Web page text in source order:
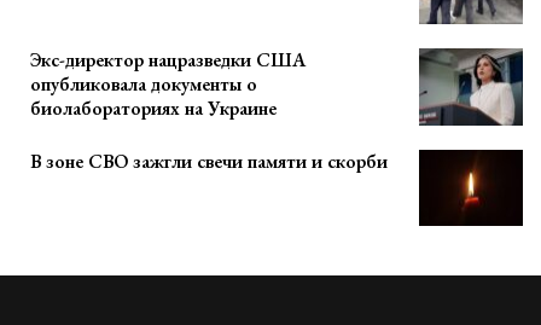
Экс-директор нацразведки США
опубликовала документы о
биолабораториях на Украине
В зоне СВО зажгли свечи памяти и скорби